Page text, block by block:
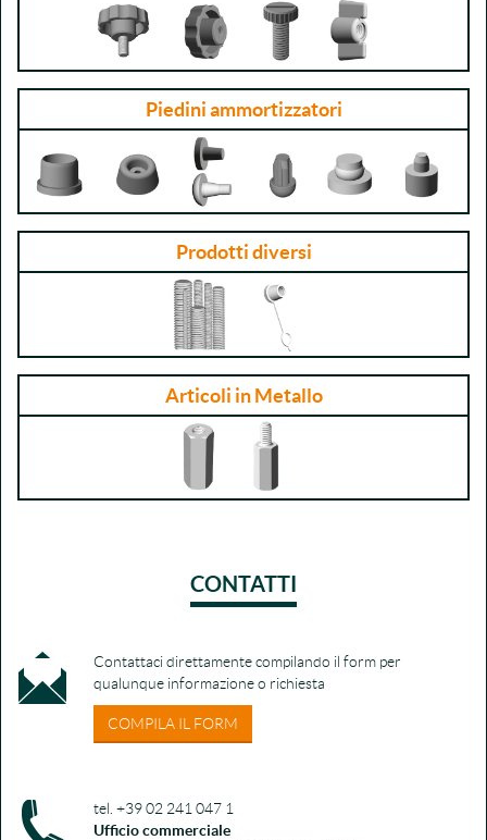
Piedini ammortizzatori
Prodotti diversi
Articoli in Metallo
CONTATTI
Contattaci direttamente compilando il form per
qualunque informazione o richiesta
COMPILA IL FORM
tel. +39 02 241 047 1
Ufficio commerciale